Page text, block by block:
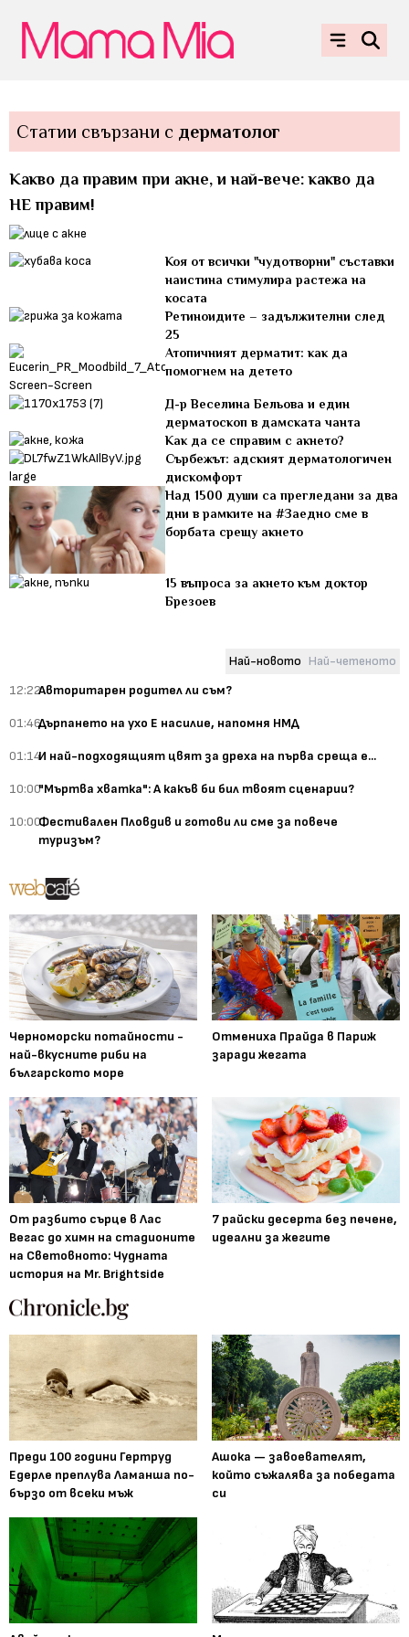
Статии свързани с дерматолог
Какво да правим при акне, и най-вече: какво да
НЕ правим!
Коя от всички "чудотворни" съставки
наистина стимулира растежа на
косата
Ретиноидите – задължителни след
25
Атопичният дерматит: как да
помогнем на детето
Д-р Веселина Бельова и един
дерматоскоп в дамската чанта
Как да се справим с акнето?
Сърбежът: адският дерматологичен
дискомфорт
Над 1500 души са прегледани за два
дни в рамките на #Заедно сме в
борбата срещу акнето
15 въпроса за акнето към доктор
Брезоев
Най-новото Най-четеното
12:22Авторитарен родител ли съм?
01:46Дърпането на ухо Е насилие, напомня НМД
01:14И най-подходящият цвят за дреха на първа среща е...
10:00"Мъртва хватка": А какъв би бил твоят сценарии?
10:00Фестивален Пловдив и готови ли сме за повече
туризъм?
Черноморски потайности -
най-вкусните риби на
българското море
Отмениха Прайда в Париж
заради жегата
От разбито сърце в Лас
Вегас до химн на стадионите
на Световното: Чудната
история на Mr. Brightside
7 райски десерта без печене,
идеални за жегите
Преди 100 години Гертруд
Едерле преплува Ламанша по-
бързо от всеки мъж
Ашока — завоевателят,
който съжалява за победата
си